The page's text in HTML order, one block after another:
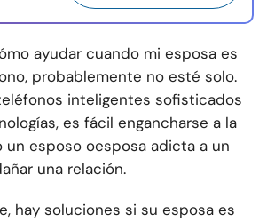
ayudar cuando mi esposa es
probablemente no esté solo.
inteligentes sofisticados
es fácil engancharse a la
un esposo oesposa adicta a un
una relación.
hay soluciones si su esposa es